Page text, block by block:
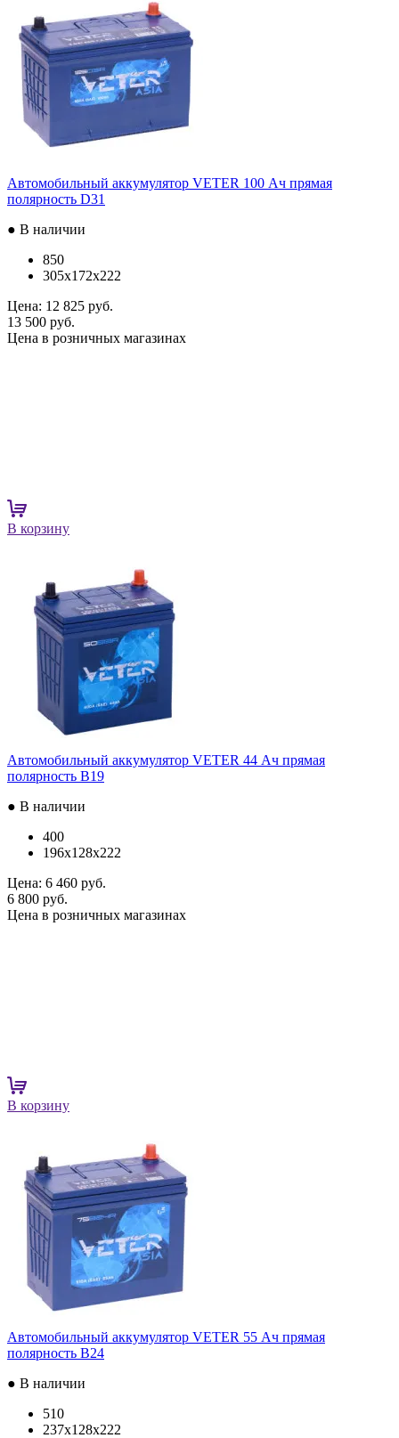
Автомобильный аккумулятор VETER 100 Ач прямая
полярность D31
● В наличии
850
305x172x222
Цена: 12 825 руб.
13 500 руб.
Цена в розничных магазинах
В корзину
Автомобильный аккумулятор VETER 44 Ач прямая
полярность B19
● В наличии
400
196x128x222
Цена: 6 460 руб.
6 800 руб.
Цена в розничных магазинах
В корзину
Автомобильный аккумулятор VETER 55 Ач прямая
полярность B24
● В наличии
510
237x128x222